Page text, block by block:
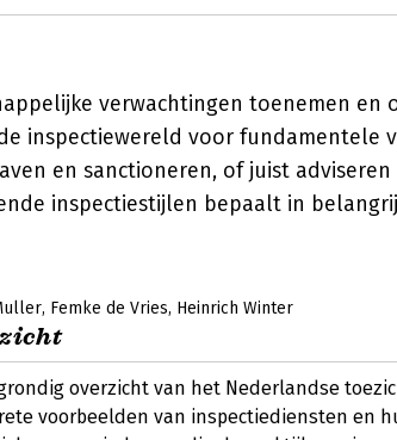
verwachtingen toenemen en
inspectiewereld voor fundamentele
en sanctioneren, of juist adviseren
inspectiestijlen bepaalt in
Femke de Vries Heinrich Winter
overzicht van het Nederlandse
voorbeelden van inspectiediensten en